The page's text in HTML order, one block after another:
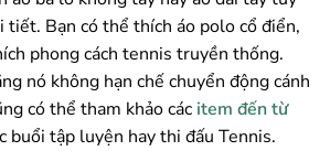
tiết. Bạn có thể thích áo polo cổ điển,
phong cách tennis truyền thống.
nó không hạn chế chuyển động cánh
có thể tham khảo các item đến từ
buổi tập luyện hay thi đấu Tennis.